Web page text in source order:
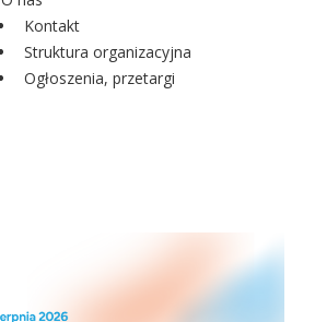
Kontakt
Struktura organizacyjna
Ogłoszenia, przetargi